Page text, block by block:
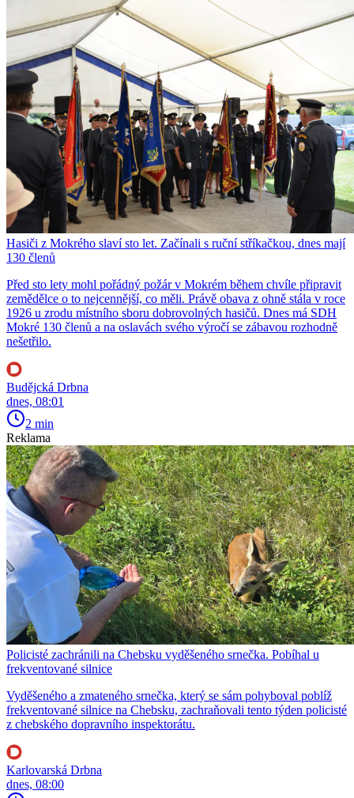
Hasiči z Mokrého slaví sto let. Začínali s ruční stříkačkou, dnes mají
130 členů
Před sto lety mohl pořádný požár v Mokrém během chvíle připravit
zemědělce o to nejcennější, co měli. Právě obava z ohně stála v roce
1926 u zrodu místního sboru dobrovolných hasičů. Dnes má SDH
Mokré 130 členů a na oslavách svého výročí se zábavou rozhodně
nešetřilo.
Budějcká Drbna
dnes, 08:01
2 min
Reklama
Policisté zachránili na Chebsku vyděšeného srnečka. Pobíhal u
frekventované silnice
Vyděšeného a zmateného srnečka, který se sám pohyboval poblíž
frekventované silnice na Chebsku, zachraňovali tento týden policisté
z chebského dopravního inspektorátu.
Karlovarská Drbna
dnes, 08:00